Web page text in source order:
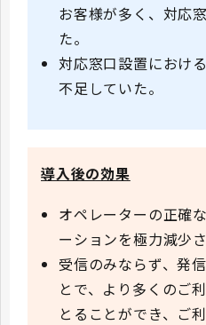
お客様が多く、対応
た。
対応窓口設置におけ
不足していた。
導入後の効果
オペレーターの正確
ーションを極力減少
受信のみならず、発
とで、より多くのご
とることができ、ご